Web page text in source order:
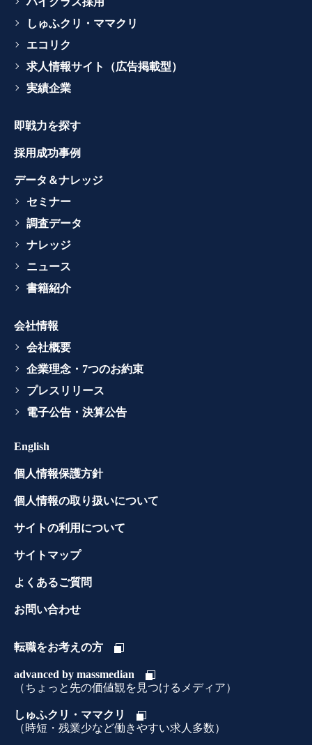
しゅふクリ・ママクリ
エコリク
求人情報サイト（広告掲載型）
実績企業
即戦力を探す
採用成功事例
データ＆ナレッジ
セミナー
調査データ
ナレッジ
ニュース
書籍紹介
会社情報
会社概要
企業理念・7つのお約束
プレスリリース
電子公告・決算公告
English
個人情報保護方針
個人情報の取り扱いについて
サイトの利用について
サイトマップ
よくあるご質問
お問い合わせ
転職をお考えの方
advanced by massmedian
（ちょっと先の価値観を見つけるメディア）
しゅふクリ・ママクリ
（時短・残業少など働きやすい求人多数）